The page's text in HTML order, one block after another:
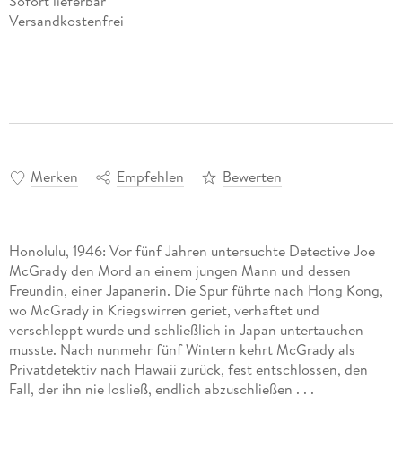
Versandkostenfrei
Merken Empfehlen Bewerten
Honolulu, 1946: Vor fünf Jahren untersuchte Detective Joe
McGrady den Mord an einem jungen Mann und dessen
Freundin, einer Japanerin. Die Spur führte nach Hong Kong,
wo McGrady in Kriegswirren geriet, verhaftet und
verschleppt wurde und schließlich in Japan untertauchen
musste. Nach nunmehr fünf Wintern kehrt McGrady als
Privatdetektiv nach Hawaii zurück, fest entschlossen, den
Fall, der ihn nie losließ, endlich abzuschließen . . .